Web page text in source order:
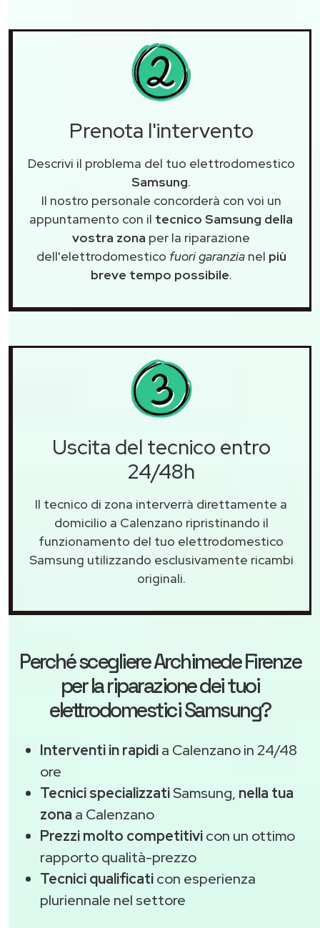
Prenota l'intervento
Descrivi il problema del tuo elettrodomestico
Samsung.
Il nostro personale concorderà con voi un
appuntamento con il tecnico Samsung della
vostra zona per la riparazione
dell'elettrodomestico fuori garanzianel più
breve tempo possibile.
Uscita del tecnico entro
24/48h
Il tecnico di zona interverrà direttamente a
domicilio a Calenzano ripristinando il
funzionamento del tuo elettrodomestico
Samsung utilizzando esclusivamente ricambi
originali.
Perché scegliereArchimede Firenze
per la riparazione dei tuoi
elettrodomestici Samsung?
Interventi in rapidia Calenzano in 24/48
ore
Tecnici specializzatiSamsung, nella tua
zona a Calenzano
Prezzi molto competitivicon un ottimo
rapporto qualità-prezzo
Tecnici qualificaticon esperienza
pluriennale nel settore